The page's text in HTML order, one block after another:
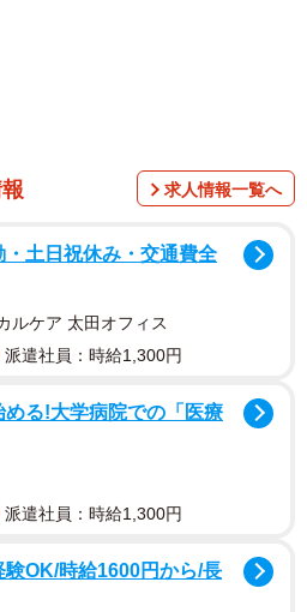
。
雰囲気残したままかっこよくな
求人情報一覧へ
・土日祝休み・交通費全
ルケア 太田オフィス
派遣社員：時給1,300円
める!大学病院での「医療
派遣社員：時給1,300円
OK/時給1600円から/長